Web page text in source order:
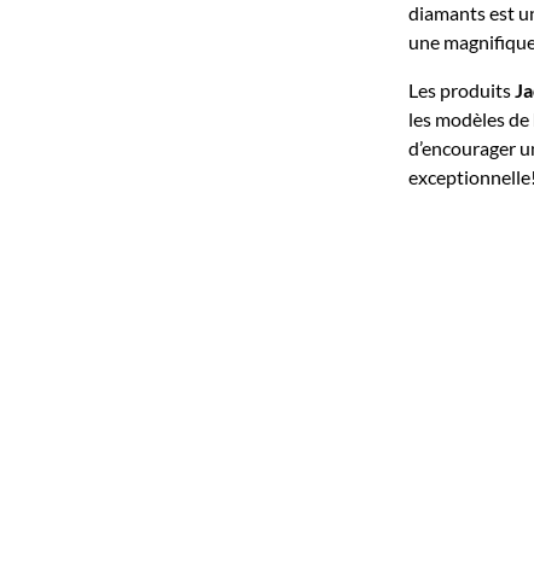
diamants est
une
Les produits
les modèles
d’encourager
exceptionnelle!